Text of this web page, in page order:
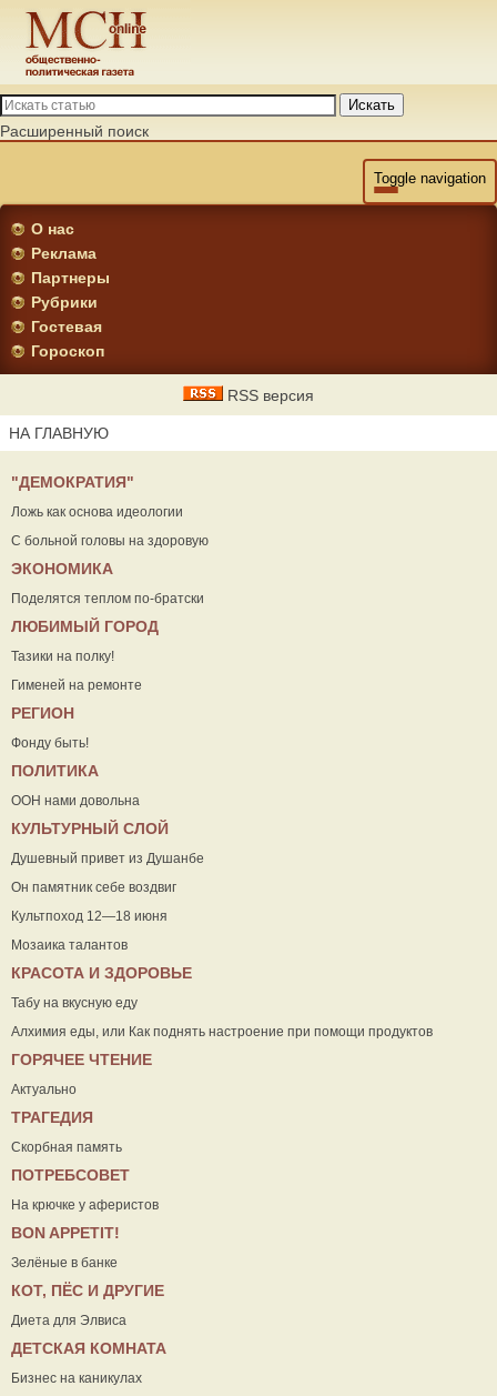
Искать
Расширенный поиск
Toggle navigation
О нас
Реклама
Партнеры
Рубрики
Гостевая
Гороскоп
RSS версия
НА ГЛАВНУЮ
"ДЕМОКРАТИЯ"
Ложь как основа идеологии
С больной головы на здоровую
ЭКОНОМИКА
Поделятся теплом по-братски
ЛЮБИМЫЙ ГОРОД
Тазики на полку!
Гименей на ремонте
РЕГИОН
Фонду быть!
ПОЛИТИКА
ООН нами довольна
КУЛЬТУРНЫЙ СЛОЙ
Душевный привет из Душанбе
Он памятник себе воздвиг
Культпоход 12—18 июня
Мозаика талантов
КРАСОТА И ЗДОРОВЬЕ
Табу на вкусную еду
Алхимия еды, или Как поднять настроение при помощи продуктов
ГОРЯЧЕЕ ЧТЕНИЕ
Актуально
ТРАГЕДИЯ
Скорбная память
ПОТРЕБСОВЕТ
На крючке у аферистов
ВON APPETIT!
Зелёные в банке
КОТ, ПЁС И ДРУГИЕ
Диета для Элвиса
ДЕТСКАЯ КОМНАТА
Бизнес на каникулах